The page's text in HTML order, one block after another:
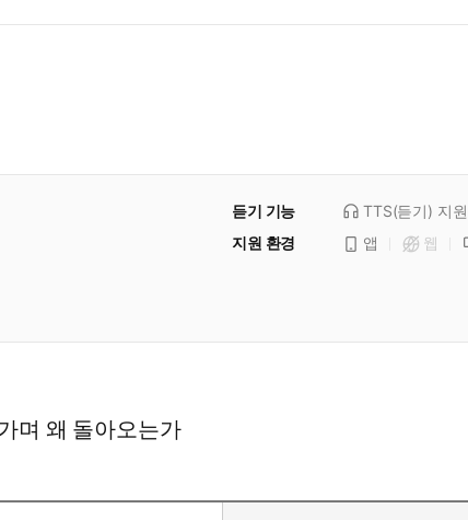
듣기 기능 TTS(듣기) 지원
지원 환경 앱
웹
며 왜 돌아오는가